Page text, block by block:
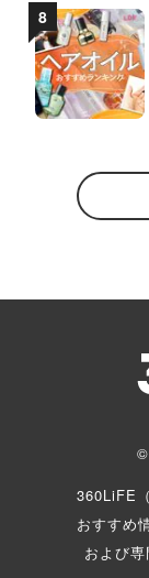
©
360LiFE
おすすめ
および